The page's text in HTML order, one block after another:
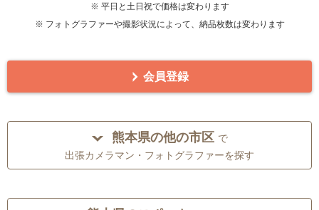
※ 平日と土日祝で価格は変わります
※ フォトグラファーや撮影状況によって、納品枚数は変わります
会員登録
熊本県の他の市区 で
出張カメラマン・フォトグラファーを探す